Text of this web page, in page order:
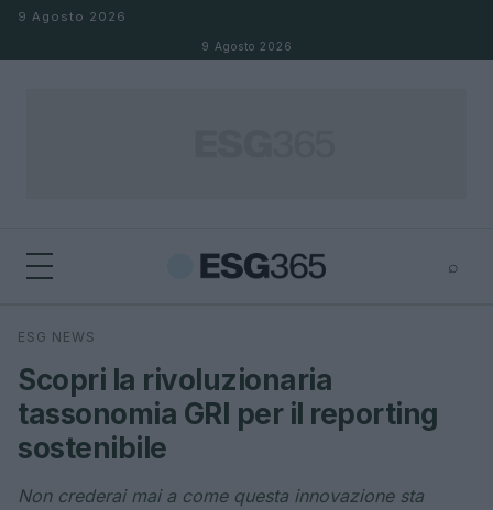
Salta al contenuto
9 Agosto 2026
9 Agosto 2026
⌕
Cerca
ESG NEWS
Scopri la rivoluzionaria
tassonomia GRI per il reporting
sostenibile
Non crederai mai a come questa innovazione sta